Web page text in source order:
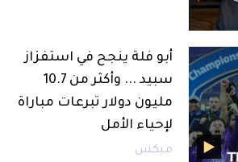
أبو فلة ينجح في استفزاز
سبيد ... وأكثر من 10.7
مليون دولار تبرعات مباراة
لإحياء الأمل
ميكس